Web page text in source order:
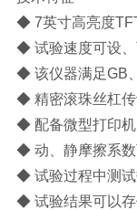
◆ 7英寸高亮度
◆ 试验速度可设
◆ 该仪器满足GB
◆ 精密滚珠丝杠
◆ 配备微型打印
◆ 动、静摩擦系
◆ 试验过程中测
◆ 试验结果可以